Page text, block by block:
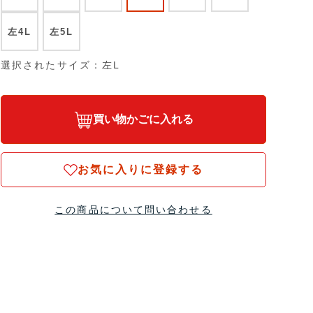
左4L 左5L
選択されたサイズ：左L
買い物かごに入れる
お気に入りに登録する
この商品について問い合わせる